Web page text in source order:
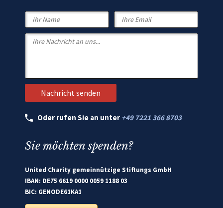
Oder rufen Sie an unter +49 7221 366 8703
Sie möchten spenden?
United Charity gemeinnützige Stiftungs GmbH
IBAN: DE75 6619 0000 0059 1188 03
BIC: GENODE61KA1